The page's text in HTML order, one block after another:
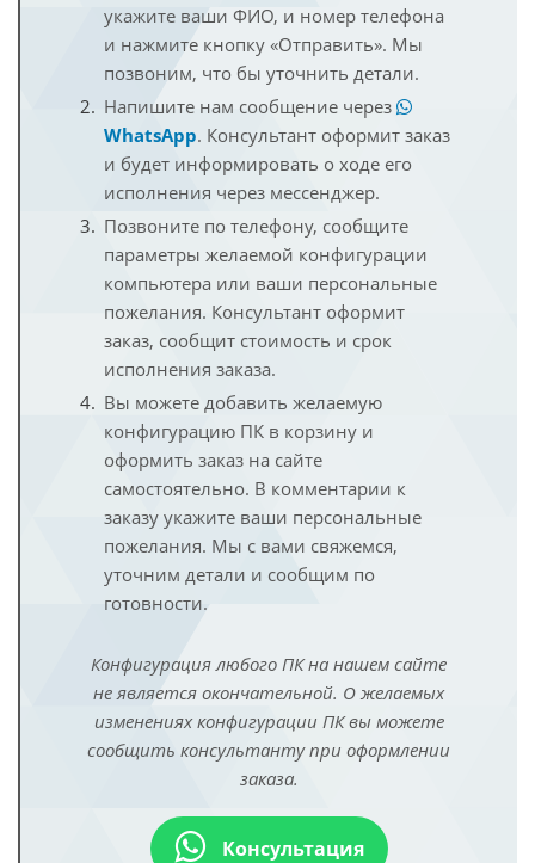
укажите ваши ФИО, и номер телефона
и нажмите кнопку «Отправить». Мы
позвоним, что бы уточнить детали.
Напишите нам сообщение через
WhatsApp. Консультант оформит заказ
и будет информировать о ходе его
исполнения через мессенджер.
Позвоните по телефону, сообщите
параметры желаемой конфигурации
компьютера или ваши персональные
пожелания. Консультант оформит
заказ, сообщит стоимость и срок
исполнения заказа.
Вы можете добавить желаемую
конфигурацию ПК в корзину и
оформить заказ на сайте
самостоятельно. В комментарии к
заказу укажите ваши персональные
пожелания. Мы с вами свяжемся,
уточним детали и сообщим по
готовности.
Конфигурация любого ПК на нашем сайте
не является окончательной. О желаемых
изменениях конфигурации ПК вы можете
сообщить консультанту при оформлении
заказа.
Консультация